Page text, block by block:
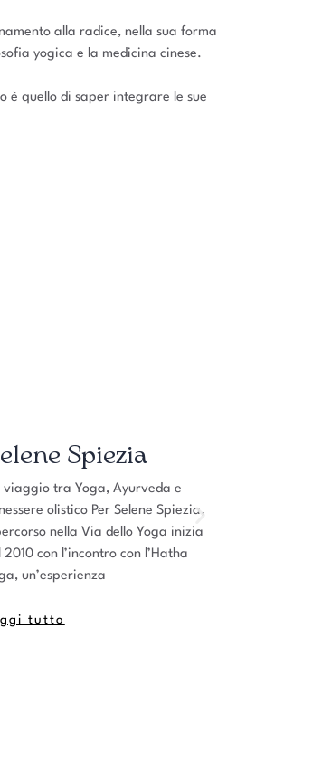
alla radice, nella sua forma
yogica e la medicina cinese.
è quello di saper integrare le sue
Spiezia
tra Yoga, Ayurveda e
olistico Per Selene Spiezia,
nella Via dello Yoga inizia
con l’incontro con l’Hatha
un’esperienza
tutto